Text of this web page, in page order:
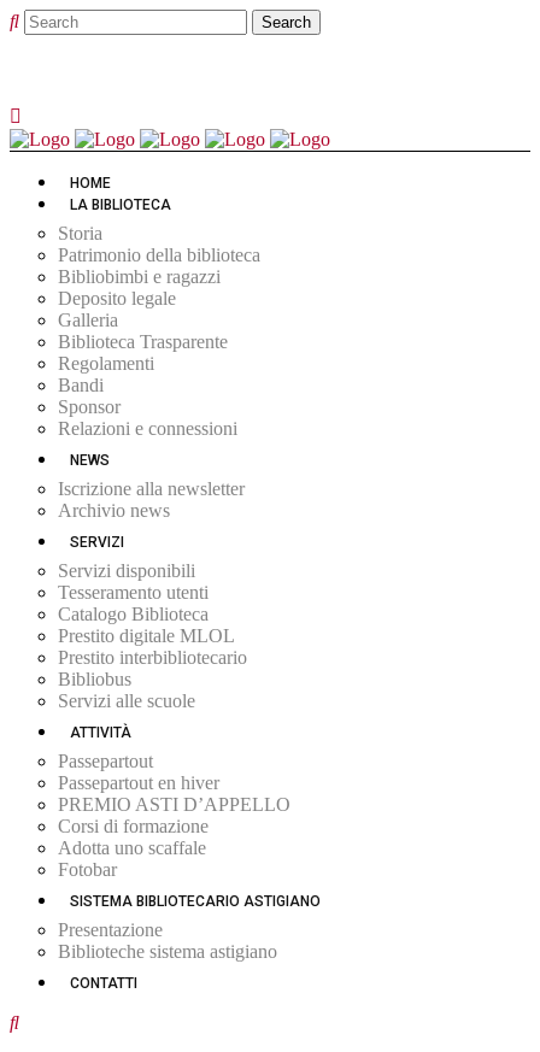
HOME
LA BIBLIOTECA
Storia
Patrimonio della biblioteca
Bibliobimbi e ragazzi
Deposito legale
Galleria
Biblioteca Trasparente
Regolamenti
Bandi
Sponsor
Relazioni e connessioni
NEWS
Iscrizione alla newsletter
Archivio news
SERVIZI
Servizi disponibili
Tesseramento utenti
Catalogo Biblioteca
Prestito digitale MLOL
Prestito interbibliotecario
Bibliobus
Servizi alle scuole
ATTIVITÀ
Passepartout
Passepartout en hiver
PREMIO ASTI D’APPELLO
Corsi di formazione
Adotta uno scaffale
Fotobar
SISTEMA BIBLIOTECARIO ASTIGIANO
Presentazione
Biblioteche sistema astigiano
CONTATTI